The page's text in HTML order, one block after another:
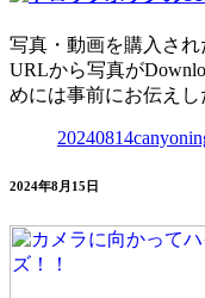
写真・動画を購入さ
URLから写真が
めには事前にお伝えし
2024年8月15日